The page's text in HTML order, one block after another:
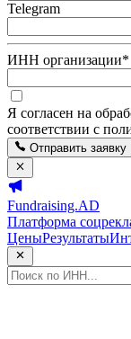
Telegram
ИНН организации*
Я согласен на
соответствии с
Отправить заявку
Fundraising.AD
Платформа
ЦеныРезультаты